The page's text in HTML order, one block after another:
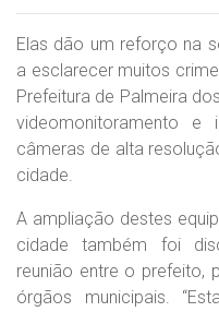
Elas dão um reforço na
a esclarecer muitos
Prefeitura de Palmeira
videomonitoramento
câmeras de alta
cidade.
A ampliação destes
cidade também foi
reunião entre o prefeito,
órgãos municipais.